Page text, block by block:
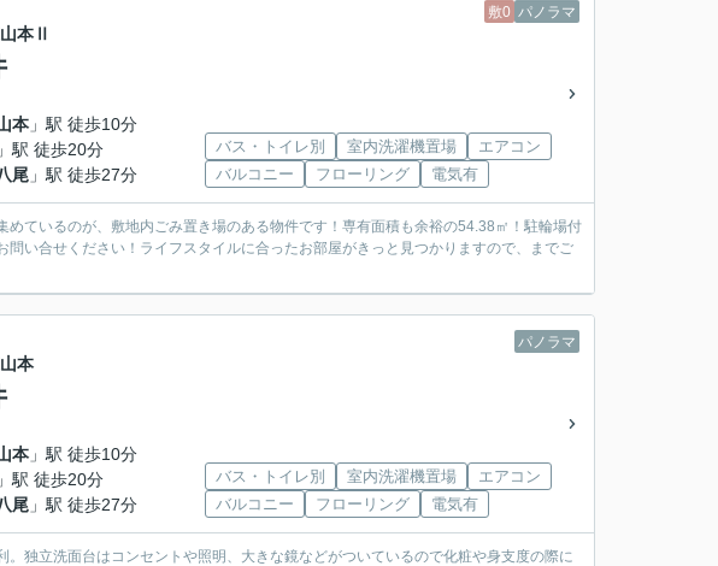
敷0 パノラマ
本Ⅱ
本 」駅 徒歩10分
」駅 徒歩20分
尾 」駅 徒歩27分
バス・トイレ別 室内洗濯機置場
エアコン
バルコニー
フローリング 電気有
ているのが、敷地内ごみ置き場のある物件です！専有面積も余裕の54.38㎡！駐輪場付
い合せください！ライフスタイルに合ったお部屋がきっと見つかりますので、
までご
パノラマ
本
本 」駅 徒歩10分
」駅 徒歩20分
尾 」駅 徒歩27分
バス・トイレ別 室内洗濯機置場
エアコン
バルコニー
フローリング 電気有
独立洗面台はコンセントや照明、大きな鏡などがついているので化粧や身支度の際に